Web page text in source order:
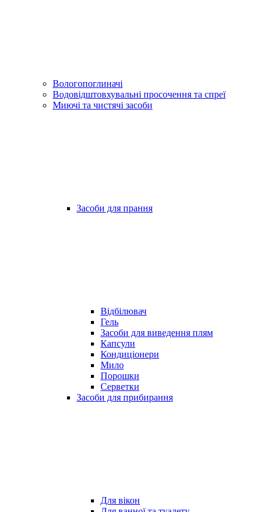
Вологопоглиначі
Водовідштовхувальні просочення та спреї
Миючі та чистячі засоби
Засоби для прання
Відбілювач
Гель
Засоби для виведення плям
Капсули
Кондиціонери
Мило
Порошки
Серветки
Засоби для прибирання
Для вікон